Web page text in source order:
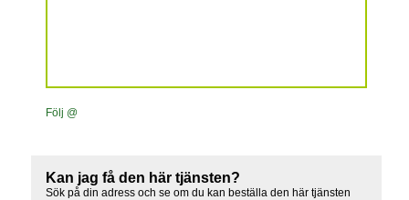
Följ @
Kan jag få den här tjänsten?
Sök på din adress och se om du kan beställa den här tjänsten